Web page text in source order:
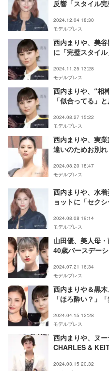
反響「スタイル
2024.12.04 18:30
モデルプレス
西内まりや、美
に「完璧スタイ
2024.11.25 13:28
モデルプレス
西内まりや、“相
「似合ってる」
2024.08.27 15:22
モデルプレス
西内まりや、実
違いのためお別れ
2024.08.20 18:47
モデルプレス
西内まりや、水
ョットに「セク
2024.08.08 19:14
モデルプレス
山田優、美人母
40歳バースデー
2024.07.21 16:34
モデルプレス
西内まりや＆黒
「ほろ酔い？」
2024.04.15 12:28
モデルプレス
西内まりや、ヌ
CHARLES &
2024.03.15 20:32